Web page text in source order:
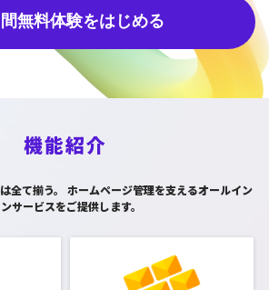
無料体験をはじめる
機能紹介
全て揃う。
ホームページ管理を支えるオールイン
サービスをご提供します。